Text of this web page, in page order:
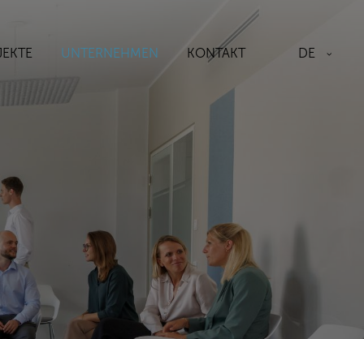
DE
UNTERNEHMEN KONTAKT